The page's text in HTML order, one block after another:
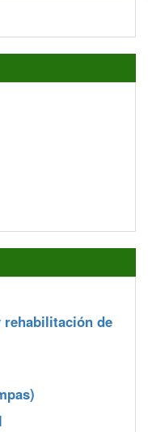
rehabilitación de